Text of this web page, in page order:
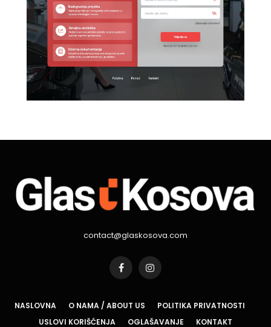
contact@glaskosova.com
FacebookInstagram
NASLOVNA O NAMA / ABOUT US
POLITIKA PRIVATNOSTI
USLOVI KORIŠĆENJA
OGLAŠAVANJE KONTAKT